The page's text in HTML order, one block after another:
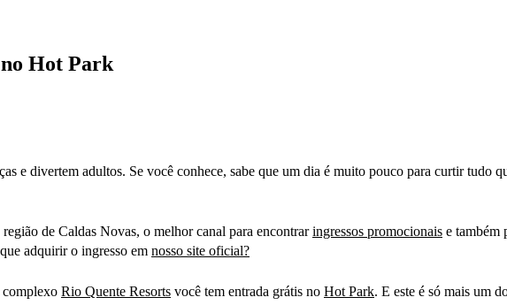
Hot Park
e divertem adultos. Se você conhece, sabe que um dia é muito pouco para curtir tudo
de Caldas Novas, o melhor canal para encontraringressos promocionais e também
adquirir o ingresso em nosso site oficial?
complexo Rio Quente Resorts você tem entrada grátis no Hot Park. E este é só mais um